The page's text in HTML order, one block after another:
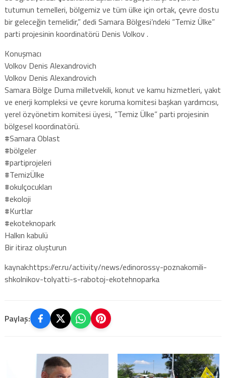
tutumun temelleri, bölgemiz ve tüm ülke için ortak, çevre dostu
bir geleceğin temelidir,” dedi Samara Bölgesi’ndeki “Temiz Ülke”
parti projesinin koordinatörü Denis Volkov .
Konuşmacı
Volkov Denis Alexandrovich
Volkov Denis Alexandrovich
Samara Bölge Duma milletvekili, konut ve kamu hizmetleri, yakıt
ve enerji kompleksi ve çevre koruma komitesi başkan yardımcısı,
yerel özyönetim komitesi üyesi, “Temiz Ülke” parti projesinin
bölgesel koordinatörü.
#Samara Oblast
#bölgeler
#partiprojeleri
#TemizÜlke
#okulçocukları
#ekoloji
#Kurtlar
#ekoteknopark
Halkın kabulü
Bir itiraz oluşturun
kaynak:https://er.ru/activity/news/edinorossy-poznakomili-
shkolnikov-tolyatti-s-rabotoj-ekotehnoparka
Paylaş: